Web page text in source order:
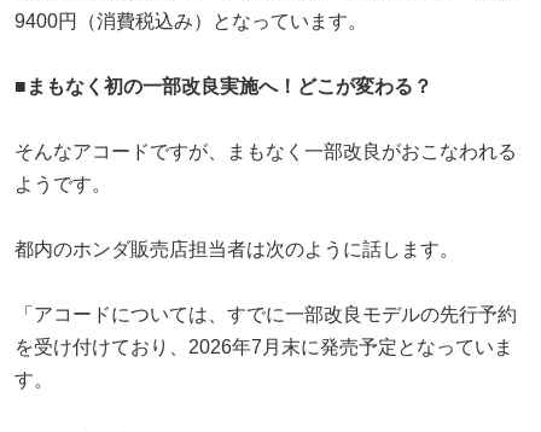
9400円（消費税込み）となっています。
■まもなく初の一部改良実施へ！どこが変わる？
そんなアコードですが、まもなく一部改良がおこなわれる
ようです。
都内のホンダ販売店担当者は次のように話します。
「アコードについては、すでに一部改良モデルの先行予約
を受け付けており、2026年7月末に発売予定となっていま
す。